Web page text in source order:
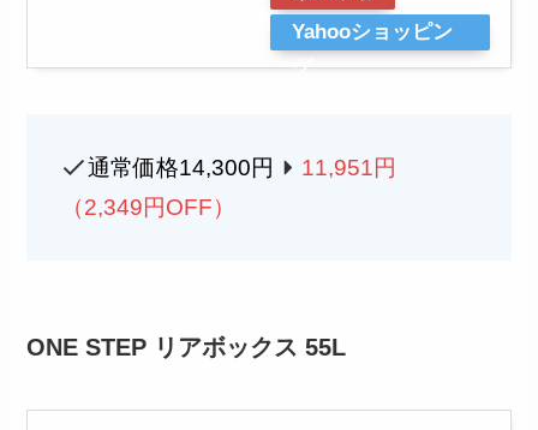
Yahooショッピン
グ
通常価格14,300円
11,951円
（2,349円OFF）
ONE STEP リアボックス 55L